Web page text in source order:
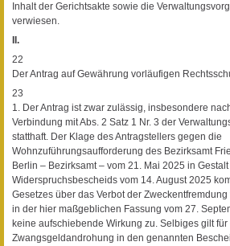
Inhalt der Gerichtsakte sowie die
verwiesen.
II.
22
Der Antrag auf Gewährung vorläufigen
23
1. Der Antrag ist zwar zulässig, insbesondere
Verbindung mit Abs. 2 Satz 1 Nr. 3 der
statthaft. Der Klage des Antragstellers gegen die
Wohnzuführungsaufforderung des Bezirksamt
Berlin – Bezirksamt – vom 21. Mai 2025 in
Widerspruchsbescheids vom 14. August 2025
Gesetzes über das Verbot der
in der hier maßgeblichen Fassung vom 27.
keine aufschiebende Wirkung zu. Selbiges gilt
Zwangsgeldandrohung in den genannten